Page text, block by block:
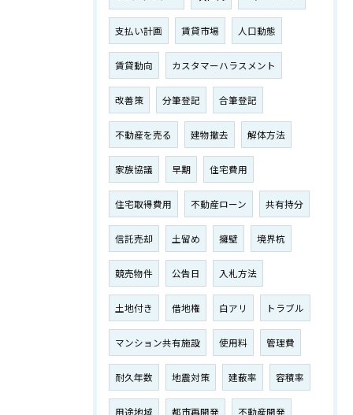
支払い計画 賃貸市場 人口動態
賃貸動向 カスタマーハラスメント
改善策 分筆登記 合筆登記
不動産を売る 建物撤去 解体方法
家族協議 早期 住宅費用
住宅取得費用 不動産ローン 共有持分
信託売却 土留め 擁壁 境界杭
競売物件 公告日 入札方法
土地付き 借地権 白アリ トラブル
マンション共有施設 使用料 管理費
耐久年数 地震対策 建蔽率 容積率
用途地域 都市再開発 不動産開発